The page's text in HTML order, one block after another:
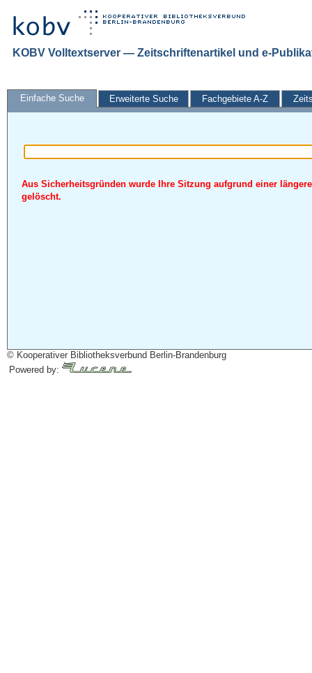
KOBV Volltextserver — Zeitschriftenartikel und e-
Einfache Suche Erweiterte Suche Fachgebiete A-Z
Aus Sicherheitsgründen wurde Ihre Sitzung aufgrund einer
gelöscht.
© Kooperativer Bibliotheksverbund Berlin-Brandenburg
Powered by: